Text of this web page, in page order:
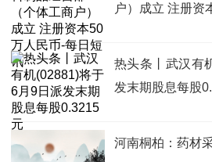
户）成立 注册资
热头条丨武汉有
发末期股息每股
河南桐柏：药材